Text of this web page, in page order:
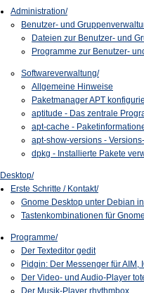
Administration/
Benutzer- und
Dateien zur Benutzer- und
Programme zur Benutzer-
Softwareverwaltung/
Allgemeine Hinweise
Paketmanager APT
aptitude - Das zentrale
apt-cache -
apt-show-versions -
dpkg - Installierte Pakete
Desktop/
Erste Schritte / Kontakt/
Gnome Desktop unter Debian
Tastenkombinationen für Gnome
Programme/
Der Texteditor gedit
Pidgin: Der Messenger für AIM,
Der Video- und Audio-Player
Der Musik-Player rhythmbox